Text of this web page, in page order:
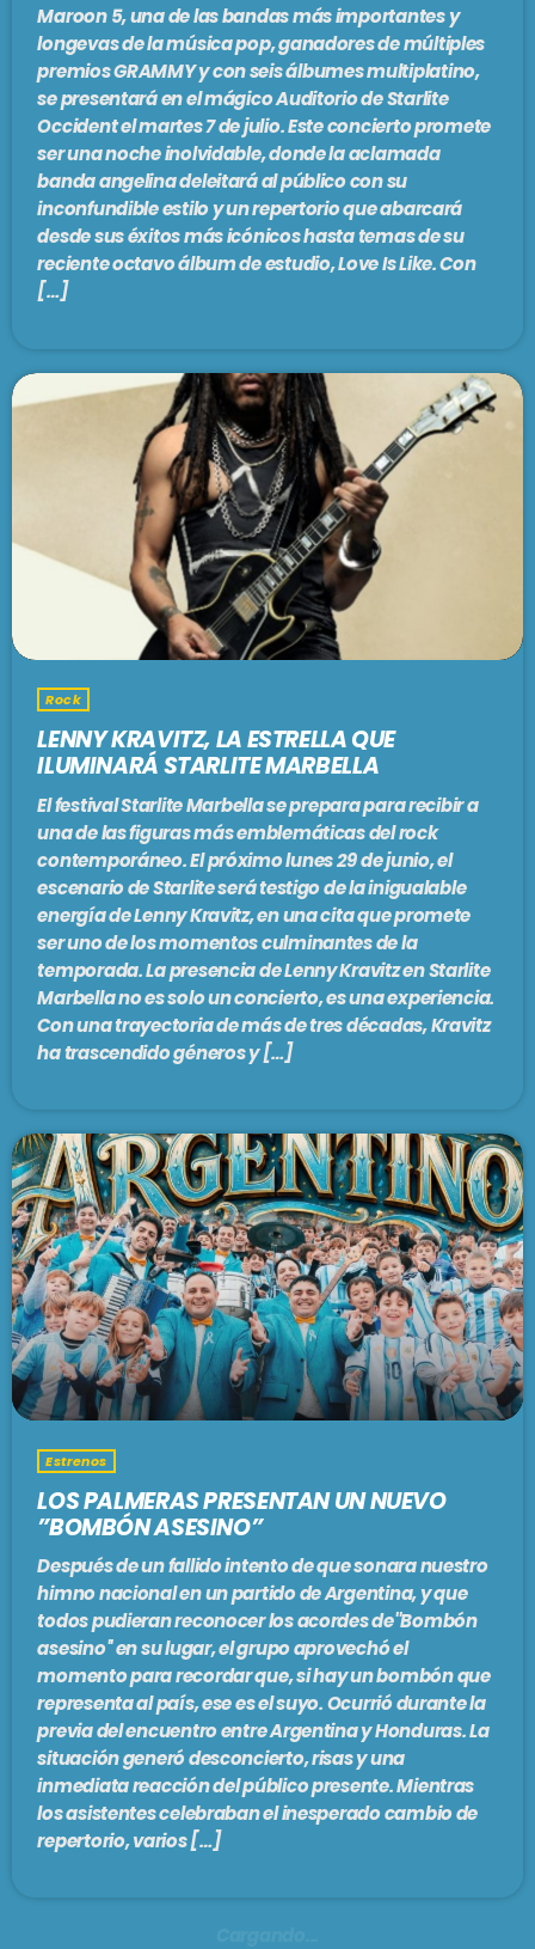
Maroon 5, una de las bandas más importantes y
longevas de la música pop, ganadores de múltiples
premios GRAMMY y con seis álbumes multiplatino,
se presentará en el mágico Auditorio de Starlite
Occident el martes 7 de julio. Este concierto promete
ser una noche inolvidable, donde la aclamada
banda angelina deleitará al público con su
inconfundible estilo y un repertorio que abarcará
desde sus éxitos más icónicos hasta temas de su
reciente octavo álbum de estudio, Love Is Like. Con
[…]
Rock
LENNY KRAVITZ, LA ESTRELLA QUE
ILUMINARÁ STARLITE MARBELLA
El festival Starlite Marbella se prepara para recibir a
una de las figuras más emblemáticas del rock
contemporáneo. El próximo lunes 29 de junio, el
escenario de Starlite será testigo de la inigualable
energía de Lenny Kravitz, en una cita que promete
ser uno de los momentos culminantes de la
temporada. La presencia de Lenny Kravitz en Starlite
Marbella no es solo un concierto, es una experiencia.
Con una trayectoria de más de tres décadas, Kravitz
ha trascendido géneros y […]
Estrenos
LOS PALMERAS PRESENTAN UN NUEVO
”BOMBÓN ASESINO”
Después de un fallido intento de que sonara nuestro
himno nacional en un partido de Argentina, y que
todos pudieran reconocer los acordes de''Bombón
asesino'' en su lugar, el grupo aprovechó el
momento para recordar que, si hay un bombón que
representa al país, ese es el suyo. Ocurrió durante la
previa del encuentro entre Argentina y Honduras. La
situación generó desconcierto, risas y una
inmediata reacción del público presente. Mientras
los asistentes celebraban el inesperado cambio de
repertorio, varios […]